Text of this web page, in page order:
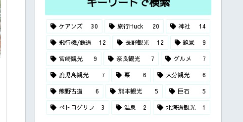
ケアンズ 30 旅行Huck 20 神社 14
飛行機/鉄道 12 長野観光 12 絶景 9
宮崎観光 9 奈良観光 7 グルメ 7
鹿児島観光 7 栗 6 大分観光 6
熊野古道 6 熊本観光 5 巨石 5
ペトログリフ 3 温泉 2 北海道観光 1